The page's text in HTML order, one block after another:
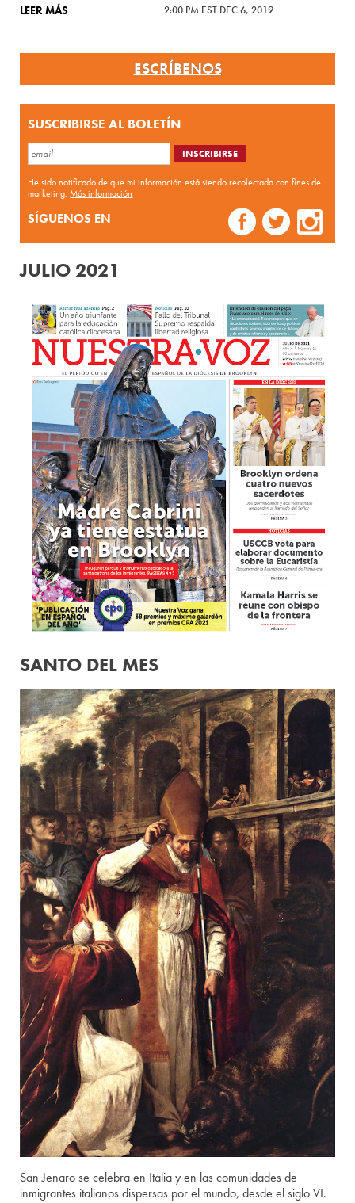
LEER MÁS 2:00 PM EST DEC 6, 2019
ESCRÍBENOS
SUSCRIBIRSE AL BOLETÍN
He sido notificado de que mi información está siendo recolectada con fines de
marketing.Más información
SÍGUENOS EN
JULIO 2021
SANTO DEL MES
San Jenaro se celebra en Italia y en las comunidades de
inmigrantes italianos dispersas por el mundo, desde el siglo VI.